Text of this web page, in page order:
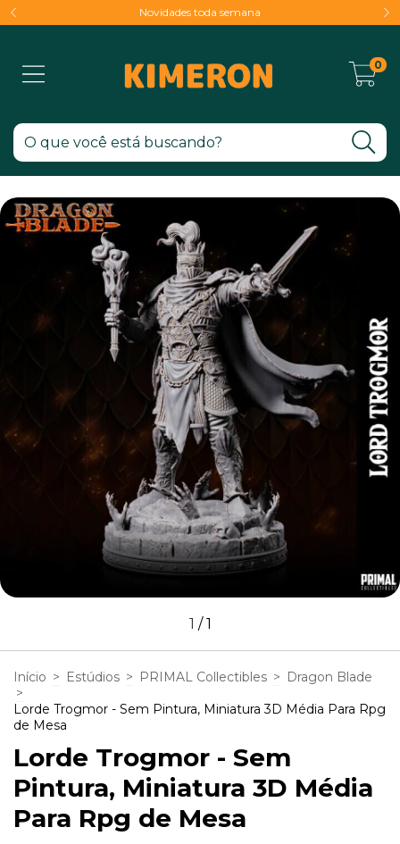
Novidades toda semana
0
1 /1
Início > Estúdios > PRIMAL Collectibles > Dragon Blade
>
Lorde Trogmor - Sem Pintura, Miniatura 3D Média Para Rpg
de Mesa
Lorde Trogmor - Sem
Pintura, Miniatura 3D Média
Para Rpg de Mesa